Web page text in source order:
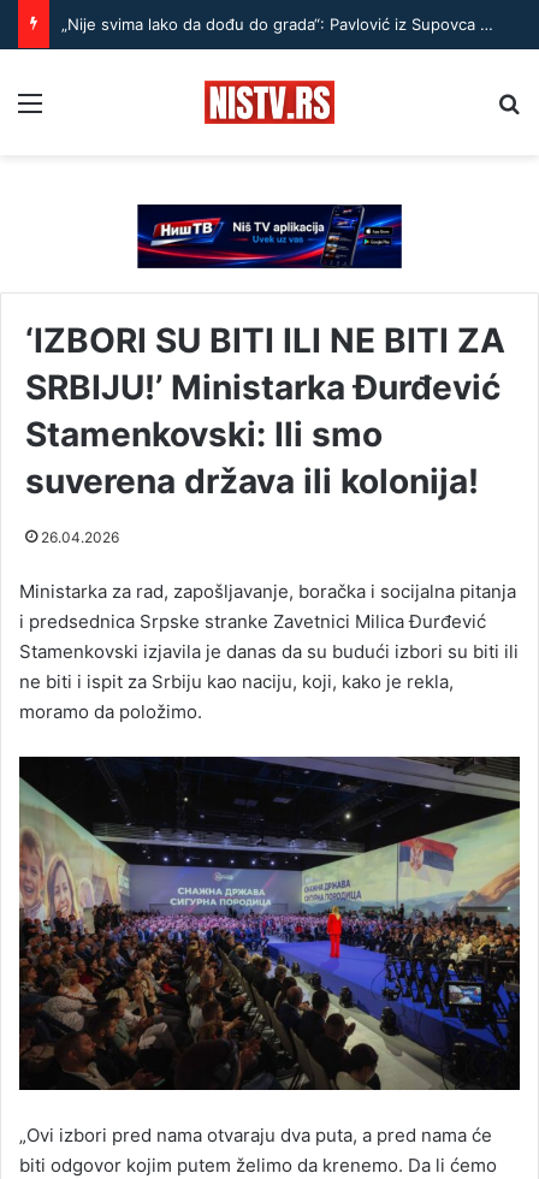
„Nije svima lako da dođu do grada“: Pavlović iz Supovca – Treba doći kod ljudi i pitati šta im je potrebno
‘IZBORI SU BITI ILI NE BITI ZA
SRBIJU!’ Ministarka Đurđević
Stamenkovski: Ili smo
suverena država ili kolonija!
26.04.2026
Ministarka za rad, zapošljavanje, boračka i socijalna pitanja
i predsednica Srpske stranke Zavetnici Milica Đurđević
Stamenkovski izjavila je danas da su budući izbori su biti ili
ne biti i ispit za Srbiju kao naciju, koji, kako je rekla,
moramo da položimo.
„Ovi izbori pred nama otvaraju dva puta, a pred nama će
biti odgovor kojim putem želimo da krenemo. Da li ćemo